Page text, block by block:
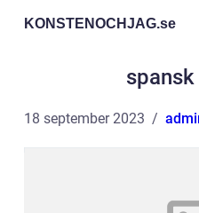
KONSTENOCHJAG.se
18 september 2023